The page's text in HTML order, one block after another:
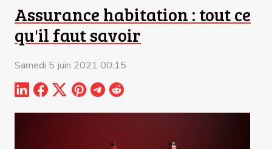
Assurance habitation : tout ce
qu'il faut savoir
Samedi 5 juin 2021 00:15